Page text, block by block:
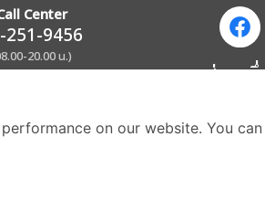
Center
251-9456
20.00 น.)
ส่วนหนึ่
on our website. You